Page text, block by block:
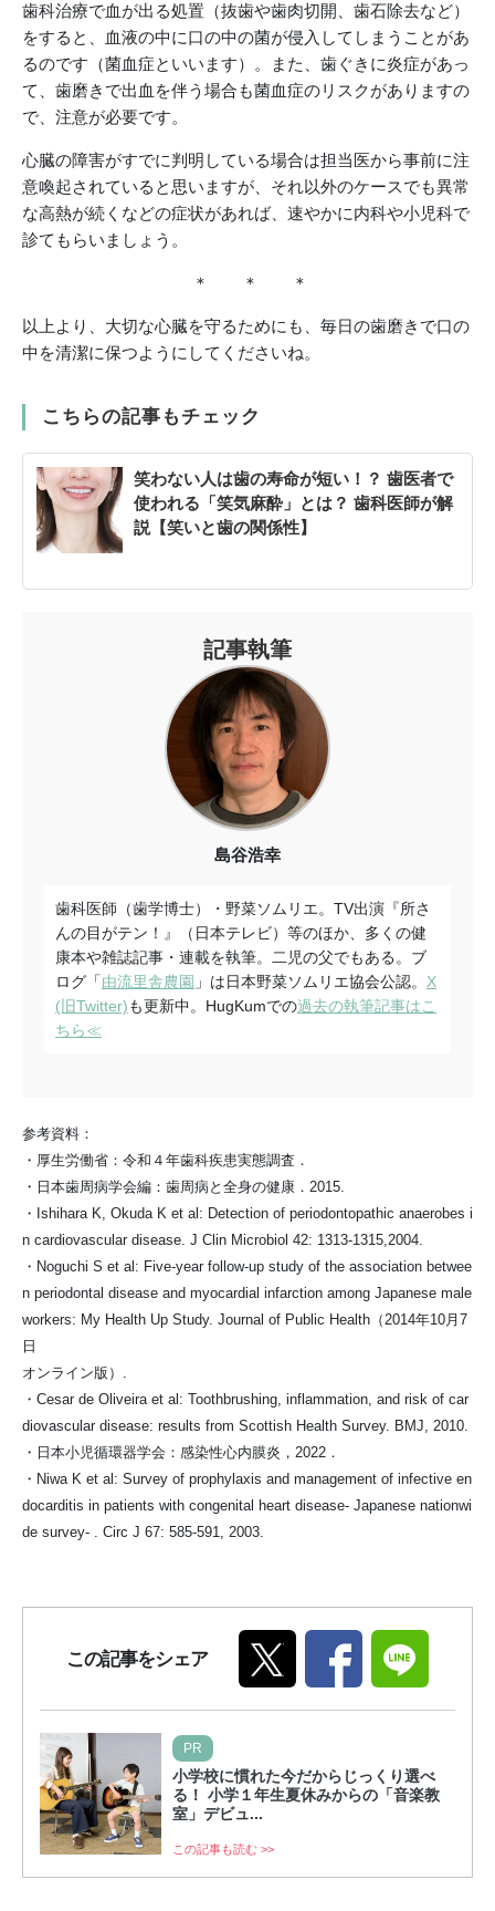
歯科治療で血が出る処置（抜歯や歯肉切開、歯石除去など）
をすると、血液の中に口の中の菌が侵入してしまうことがあ
るのです（菌血症といいます）。また、歯ぐきに炎症があっ
て、歯磨きで出血を伴う場合も菌血症のリスクがありますの
で、注意が必要です。
心臓の障害がすでに判明している場合は担当医から事前に注
意喚起されていると思いますが、それ以外のケースでも異常
な高熱が続くなどの症状があれば、速やかに内科や小児科で
診てもらいましょう。
＊ ＊ ＊
以上より、大切な心臓を守るためにも、毎日の歯磨きで口の
中を清潔に保つようにしてくださいね。
こちらの記事もチェック
笑わない人は歯の寿命が短い！？ 歯医者で
使われる「笑気麻酔」とは？ 歯科医師が解
説【笑いと歯の関係性】
記事執筆
島谷浩幸
歯科医師（歯学博士）・野菜ソムリエ。TV出演『所さ
んの目がテン！』（日本テレビ）等のほか、多くの健
康本や雑誌記事・連載を執筆。二児の父でもある。ブ
ログ「由流里舎農園 」は日本野菜ソムリエ協会公認。 X
(旧Twitter)も更新中。HugKumでの過去の執筆記事はこ
ちら≪
参考資料：
・厚生労働省：令和４年歯科疾患実態調査．
・日本歯周病学会編：歯周病と全身の健康．2015.
・Ishihara K, Okuda K et al: Detection of periodontopathic anaerobes i
n cardiovascular disease. J Clin Microbiol 42: 1313-1315,2004.
・Noguchi S et al: Five-year follow-up study of the association betwee
n periodontal disease and myocardial infarction among Japanese male
workers: My Health Up Study. Journal of Public Health（2014年10月7
日
オンライン版）.
・Cesar de Oliveira et al: Toothbrushing, inflammation, and risk of car
diovascular disease: results from Scottish Health Survey. BMJ, 2010.
・日本小児循環器学会：感染性心内膜炎，2022．
・Niwa K et al: Survey of prophylaxis and management of infective en
docarditis in patients with congenital heart disease- Japanese nationwi
de survey- . Circ J 67: 585-591, 2003.
この記事をシェア
PR
小学校に慣れた今だからじっくり選べ
る！ 小学１年生夏休みからの「音楽教
室」デビュ...
この記事も読む >>